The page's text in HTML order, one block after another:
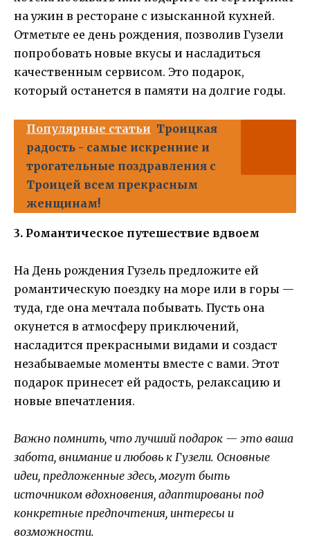
на ужин в ресторане с изысканной кухней.
Отметьте ее день рождения, позволив Гузели
попробовать новые вкусы и насладиться
качественным сервисом. Это подарок,
который останется в памяти на долгие годы.
Популярные статьи Троицкая
радость - самые искренние и
трогательные поздравления с
Троицей всем прекрасным
женщинам!
3. Романтическое путешествие вдвоем
На День рождения Гузель предложите ей
романтическую поездку на море или в горы —
туда, где она мечтала побывать. Пусть она
окунется в атмосферу приключений,
насладится прекрасными видами и создаст
незабываемые моменты вместе с вами. Этот
подарок принесет ей радость, релаксацию и
новые впечатления.
Важно помнить, что лучший подарок — это ваша
забота, внимание и любовь к Гузели. Основные
идеи, предложенные здесь, могут быть
источником вдохновения, адаптированы под
конкретные предпочтения, интересы и
возможности.